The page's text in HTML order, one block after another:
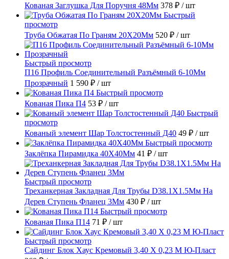
Кованая Заглушка Для Поручня 48Мм 378 ₽/ шт
Быстрый
просмотр
Труба Обжатая По Граням 20X20Мм 520 ₽/ шт
Быстрый просмотр
П16 Профиль Соединительный Разъёмный 6-10Мм
Прозрачный 1 590 ₽/ шт
Быстрый просмотр
Кованая Пика П4 53 ₽/ шт
Быстрый
просмотр
Кованый элемент Шар Толстостенный Д40 49 ₽/ шт
Быстрый просмотр
Заклёпка Пирамидка 40X40Мм 41 ₽/ шт
Быстрый просмотр
Треханкерная Закладная Для Трубы D38.1Х1.5Мм На
Дерев Ступень Фланец 3Мм 430 ₽/ шт
Быстрый просмотр
Кованая Пика П14 71 ₽/ шт
Быстрый просмотр
Сайдинг Блок Хаус Кремовый 3,40 Х 0,23 М Ю-Пласт